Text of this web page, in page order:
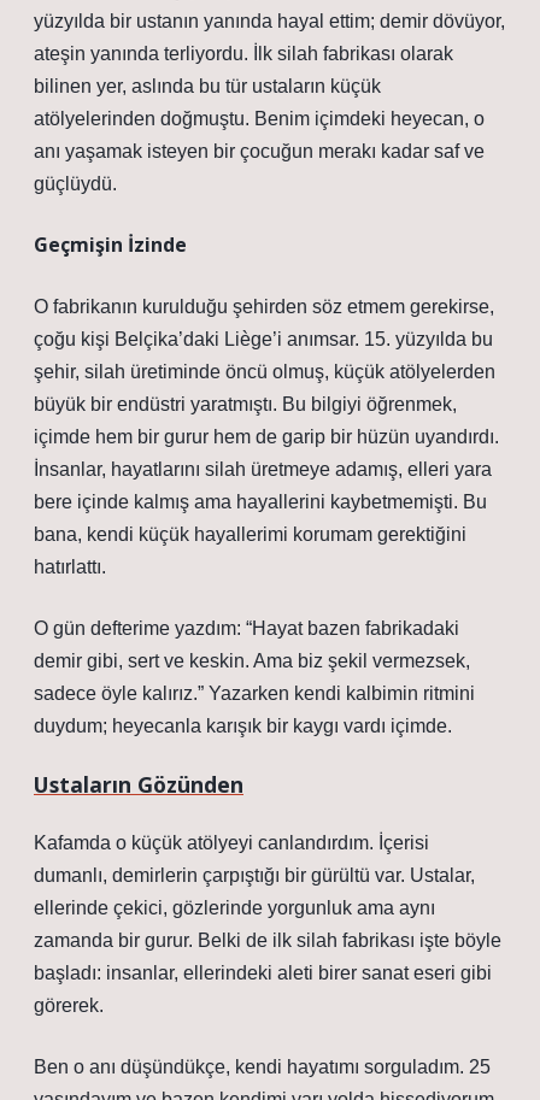
yüzyılda bir ustanın yanında hayal ettim; demir dövüyor,
ateşin yanında terliyordu. İlk silah fabrikası olarak
bilinen yer, aslında bu tür ustaların küçük
atölyelerinden doğmuştu. Benim içimdeki heyecan, o
anı yaşamak isteyen bir çocuğun merakı kadar saf ve
güçlüydü.
Geçmişin İzinde
O fabrikanın kurulduğu şehirden söz etmem gerekirse,
çoğu kişi Belçika’daki Liège’i anımsar. 15. yüzyılda bu
şehir, silah üretiminde öncü olmuş, küçük atölyelerden
büyük bir endüstri yaratmıştı. Bu bilgiyi öğrenmek,
içimde hem bir gurur hem de garip bir hüzün uyandırdı.
İnsanlar, hayatlarını silah üretmeye adamış, elleri yara
bere içinde kalmış ama hayallerini kaybetmemişti. Bu
bana, kendi küçük hayallerimi korumam gerektiğini
hatırlattı.
O gün defterime yazdım: “Hayat bazen fabrikadaki
demir gibi, sert ve keskin. Ama biz şekil vermezsek,
sadece öyle kalırız.” Yazarken kendi kalbimin ritmini
duydum; heyecanla karışık bir kaygı vardı içimde.
Ustaların Gözünden
Kafamda o küçük atölyeyi canlandırdım. İçerisi
dumanlı, demirlerin çarpıştığı bir gürültü var. Ustalar,
ellerinde çekici, gözlerinde yorgunluk ama aynı
zamanda bir gurur. Belki de ilk silah fabrikası işte böyle
başladı: insanlar, ellerindeki aleti birer sanat eseri gibi
görerek.
Ben o anı düşündükçe, kendi hayatımı sorguladım. 25